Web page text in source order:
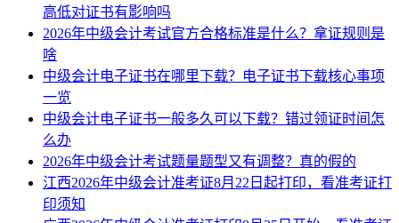
高低对证书有影响吗
2026年中级会计考试官方合格标准是什么？拿证规则是
啥
中级会计电子证书在哪里下载？电子证书下载核心事项
一览
中级会计电子证书一般多久可以下载？错过领证时间怎
么办
2026年中级会计考试题量题型又有调整？真的假的
江西2026年中级会计准考证8月22日起打印，看准考证打
印须知